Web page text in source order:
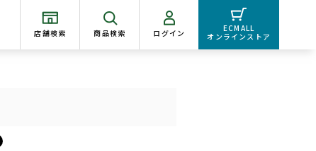
店舗検索 商品検索 ログイン
ECMALL
オンラインストア